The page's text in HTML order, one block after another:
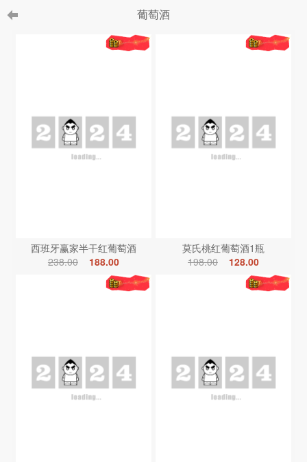
葡萄酒
西班牙赢家半干红葡萄酒
238.00
188.00
莫氏桃红葡萄酒1瓶
198.00
128.00